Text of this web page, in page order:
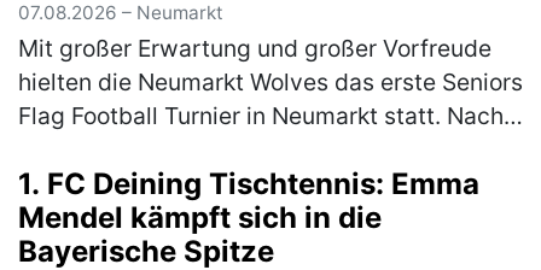
07.08.2026 – Neumarkt
Mit großer Erwartung und großer Vorfreude
hielten die Neumarkt Wolves das erste Seniors
Flag Football Turnier in Neumarkt statt. Nach
Football in Neumarkt. …(mehr)
1. FC Deining Tischtennis: Emma
Mendel kämpft sich in die
Bayerische Spitze